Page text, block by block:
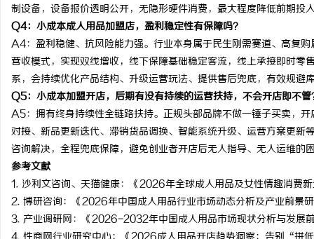
制设备，设备报价透明公开，无隐形硬件消费，最大程度降低前期投
Q4：小成本成人用品加盟店，盈利稳定性有保障吗？
A4：盈利稳健、抗风险能力强。行业本身属于民生刚需赛道、高复
营收模式，实现双线增收，线下保障基础稳定客流，线上承接即时
系，会持续优化产品结构、升级运营玩法、提供售后兜底，有效规避
Q5：小成本加盟开店，后期有没有持续的运营扶持，不会开店即不管
A5：拥有终身持续性全链路扶持。正规头部品牌不做一锤子买卖，
对接、新品更新迭代、滞销货品调换、智能系统升级、运营方案更
咨询解决，全程兜底保障，避免创业者开店后无人指导、无人运维的
参考文献
1. 沙利文咨询、天猫健康：《2026年全球成人用品及女性情趣消费
2. 博研咨询：《2026年中国成人用品行业市场动态分析及产业前景
3. 产业调研网：《2026-2032年中国成人用品市场现状分析与发展